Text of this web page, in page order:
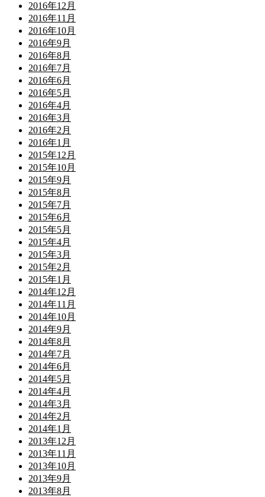
2016年12月
2016年11月
2016年10月
2016年9月
2016年8月
2016年7月
2016年6月
2016年5月
2016年4月
2016年3月
2016年2月
2016年1月
2015年12月
2015年10月
2015年9月
2015年8月
2015年7月
2015年6月
2015年5月
2015年4月
2015年3月
2015年2月
2015年1月
2014年12月
2014年11月
2014年10月
2014年9月
2014年8月
2014年7月
2014年6月
2014年5月
2014年4月
2014年3月
2014年2月
2014年1月
2013年12月
2013年11月
2013年10月
2013年9月
2013年8月